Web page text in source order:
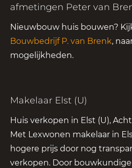
afmetingen Peter van
Nieuwbouw huis bouwen?
Bouwbedrijf P. van Brenk,
mogelijkheden.
Makelaar Elst (U)
Huis verkopen in Elst (U),
Met Lexwonen makelaar in
hogere prijs door nog
verkopen. Door